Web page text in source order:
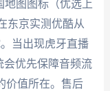
图图标（优选上
东京实测优酷从
当出现虎牙直播
会优先保障音频流
价值所在。售后